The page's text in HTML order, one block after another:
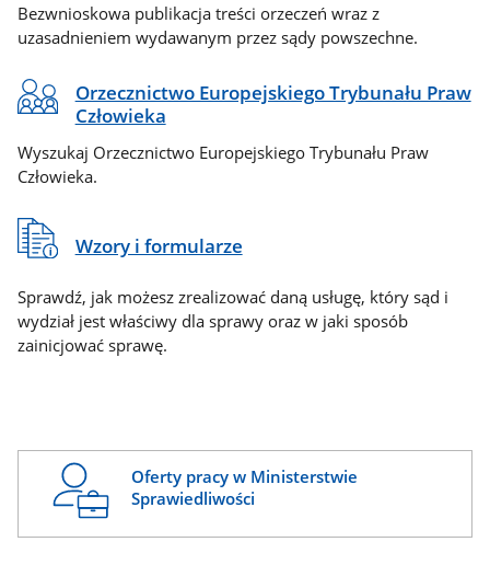
Bezwnioskowa publikacja treści orzeczeń wraz z
uzasadnieniem wydawanym przez sądy powszechne.
Orzecznictwo Europejskiego Trybunału Praw
Człowieka
Wyszukaj Orzecznictwo Europejskiego Trybunału Praw
Człowieka.
Wzory i formularze
Sprawdź, jak możesz zrealizować daną usługę, który sąd i
wydział jest właściwy dla sprawy oraz w jaki sposób
zainicjować sprawę.
Oferty pracy w Ministerstwie
Sprawiedliwości